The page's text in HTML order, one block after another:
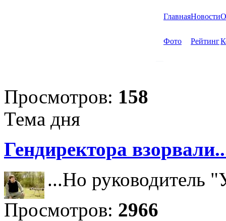
ГлавнаяНовости
Фото Рейтинг
Просмотров: 158
Тема дня
Гендиректора
...Но руководитель
Просмотров: 2966